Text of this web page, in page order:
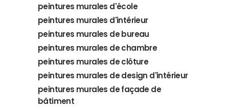
peintures murales d'école
peintures murales d'intérieur
peintures murales de bureau
peintures murales de chambre
peintures murales de clôture
peintures murales de design d'intérieur
peintures murales de façade de
bâtiment